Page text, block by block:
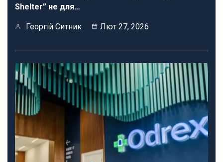
Shelter” не для…
Георгій Ситник Лют 27, 2026